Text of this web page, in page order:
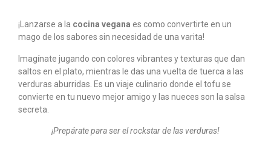
¡Lanzarse a la cocina vegana es como convertirte en un
mago de los sabores sin necesidad de una varita!
Imagínate jugando con colores vibrantes y texturas que dan
saltos en el plato, mientras le das una vuelta de tuerca a las
verduras aburridas. Es un viaje culinario donde el tofu se
convierte en tu nuevo mejor amigo y las nueces son la salsa
secreta.
¡Prepárate para ser el rockstar de las verduras!